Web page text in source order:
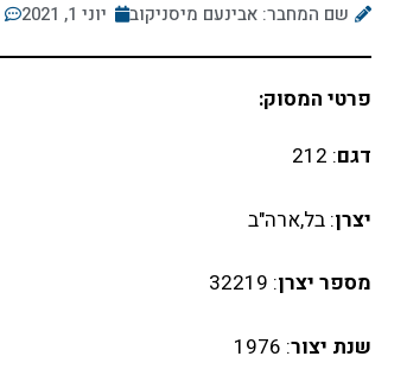
שם המחבר: אבינעם מיסניקוב יוני 1, 2021
פרטי המסוק:
דגם: 212
יצרן: בל,ארה"ב
מספר יצרן: 32219
שנת יצור: 1976